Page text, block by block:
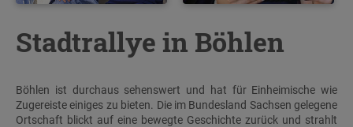
Stadtrallye in Böhlen
Böhlen ist durchaus sehenswert und hat für Einheimische wie
Zugereiste einiges zu bieten. Die im Bundesland Sachsen gelegene
Ortschaft blickt auf eine bewegte Geschichte zurück und strahlt